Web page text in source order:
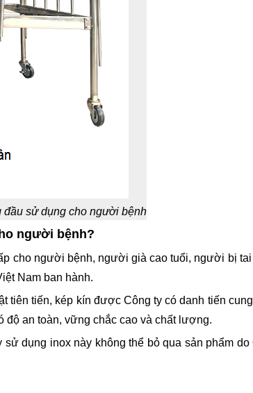
sử dụng cho người bệnh
người bệnh?
cho người bệnh, người già cao tuổi, người bị
Nam ban hành.
tiên tiến, kép kín được Công ty có danh tiến
an toàn, vững chắc cao và chất lượng.
dụng inox này không thể bỏ qua sản phẩm